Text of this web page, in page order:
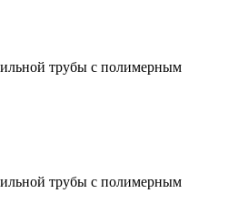
трубы с полимерным
трубы с полимерным